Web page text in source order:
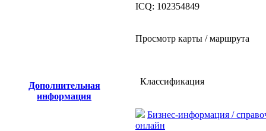
Дополнительная
информация
ICQ: 102354849
Просмотр карты / маршрута
Классификация
Бизнес-информация /
онлайн